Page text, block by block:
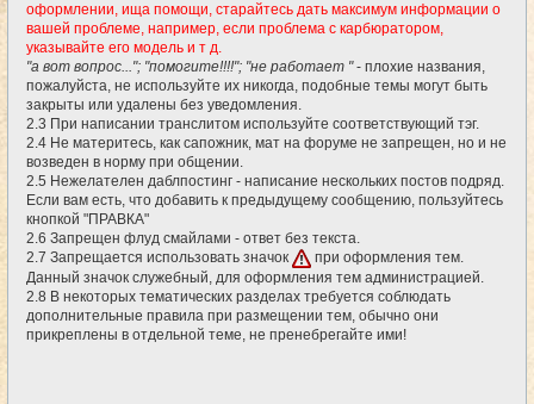
оформлении, ища помощи, старайтесь дать максимум информации о
вашей проблеме, например, если проблема с карбюратором,
указывайте его модель и т д.
"а вот вопрос..."; "помогите!!!!"; "не работает "- плохие названия,
пожалуйста, не используйте их никогда, подобные темы могут быть
закрыты или удалены без уведомления.
2.3 При написании транслитом используйте соответствующий тэг.
2.4 Не материтесь, как сапожник, мат на форуме не запрещен, но и не
возведен в норму при общении.
2.5 Нежелателен даблпостинг - написание нескольких постов подряд.
Если вам есть, что добавить к предыдущему сообщению, пользуйтесь
кнопкой "ПРАВКА"
2.6 Запрещен флуд смайлами - ответ без текста.
2.7 Запрещается использовать значок
при оформления тем.
Данный значок служебный, для оформления тем администрацией.
2.8 В некоторых тематических разделах требуется соблюдать
дополнительные правила при размещении тем, обычно они
прикреплены в отдельной теме, не пренебрегайте ими!